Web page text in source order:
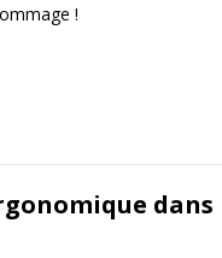
!
dans